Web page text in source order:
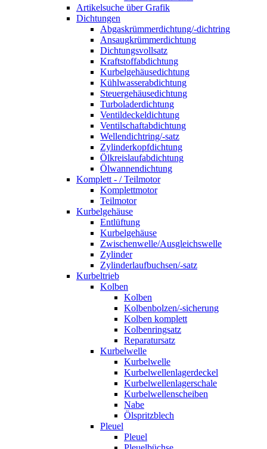
Artikelsuche über Grafik
Dichtungen
Abgaskrümmerdichtung/-dichtring
Ansaugkrümmerdichtung
Dichtungsvollsatz
Kraftstoffabdichtung
Kurbelgehäusedichtung
Kühlwasserabdichtung
Steuergehäusedichtung
Turboladerdichtung
Ventildeckeldichtung
Ventilschaftabdichtung
Wellendichtring/-satz
Zylinderkopfdichtung
Ölkreislaufabdichtung
Ölwannendichtung
Komplett - / Teilmotor
Komplettmotor
Teilmotor
Kurbelgehäuse
Entlüftung
Kurbelgehäuse
Zwischenwelle/Ausgleichswelle
Zylinder
Zylinderlaufbuchsen/-satz
Kurbeltrieb
Kolben
Kolben
Kolbenbolzen/-sicherung
Kolben komplett
Kolbenringsatz
Reparatursatz
Kurbelwelle
Kurbelwelle
Kurbelwellenlagerdeckel
Kurbelwellenlagerschale
Kurbelwellenscheiben
Nabe
Ölspritzblech
Pleuel
Pleuel